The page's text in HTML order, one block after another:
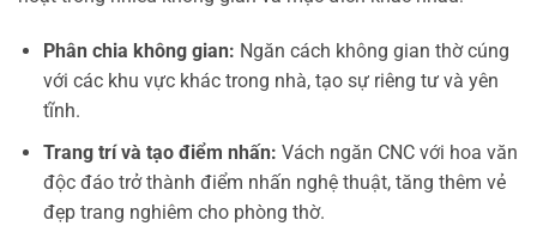
Phân chia không gian: Ngăn cách không gian thờ cúng
với các khu vực khác trong nhà, tạo sự riêng tư và yên
tĩnh.
Trang trí và tạo điểm nhấn: Vách ngăn CNC với hoa văn
độc đáo trở thành điểm nhấn nghệ thuật, tăng thêm vẻ
đẹp trang nghiêm cho phòng thờ.